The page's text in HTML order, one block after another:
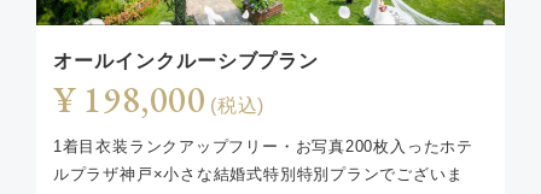
オールインクルーシブプラン
¥ 198,000 (税込)
1着目衣装ランクアップフリー・お写真200枚入ったホテ
ルプラザ神戸×小さな結婚式特別特別プランでございま